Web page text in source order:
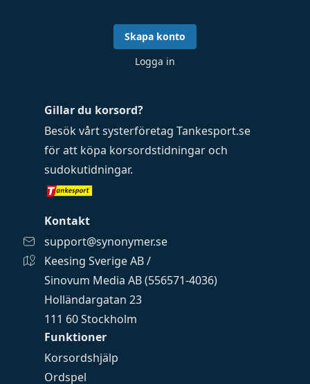
Funktioner
Korsordshjälp
Ordspel
Gillar du korsord?
Besök vårt systerföretag Tankesport.se
för att köpa korsordstidningar och
sudokutidningar.
Kontakt
support@synonymer.se
Keesing Sverige AB /
Sinovum Media AB (556571-4036)
Holländargatan 23
111 60 Stockholm
Skapa konto
Logga in